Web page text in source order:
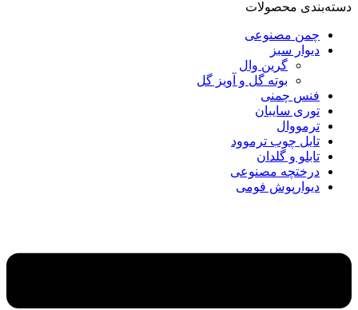
دسته‌بندی محصولات
چمن مصنوعی
دیوار سبز
گرین وال
بوته گل و آویز گل
فنس چمنی
توری سایبان
ترمووال
تایل چوب ترموود
تابلو و گلدان
درختچه مصنوعی
دیوارپوش فومی